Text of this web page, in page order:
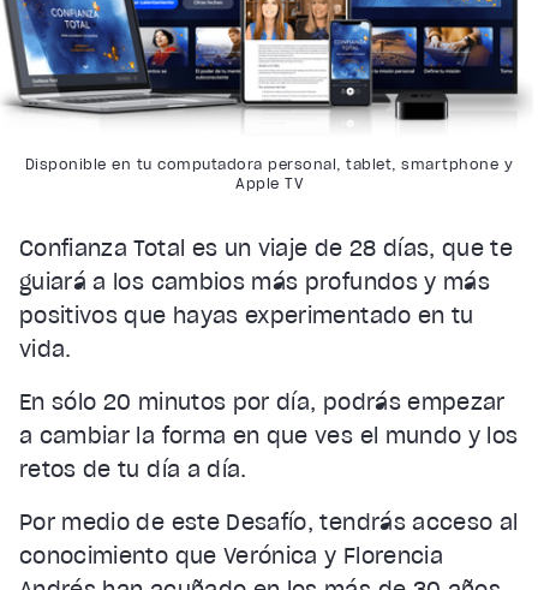
Confianza Total es un viaje de 28 días, que te
guiará a los cambios más profundos y más
positivos que hayas experimentado en tu
vida.
En sólo 20 minutos por día, podrás empezar
a cambiar la forma en que ves el mundo y los
retos de tu día a día.
Por medio de este Desafío, tendrás acceso al
conocimiento que Verónica y Florencia
Disponible en tu computadora personal, tablet, smartphone y
Apple TV